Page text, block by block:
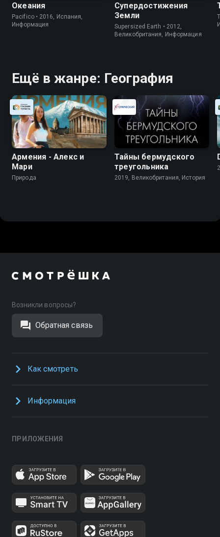
Океания
Pacifico • 2016, Испания,
Информация
Супердостижения
Земли
Supersized Earth • 2012,
Великобритания, Информация
Ещё в жанре: География
Армения - Алекс и
Мари
Природа
Тайны бермудского
треугольника
2019, Великобритания, История
Возникли вопросы?
Обратная связь
Как смотреть
Информация
ПРИЛОЖЕНИЯ